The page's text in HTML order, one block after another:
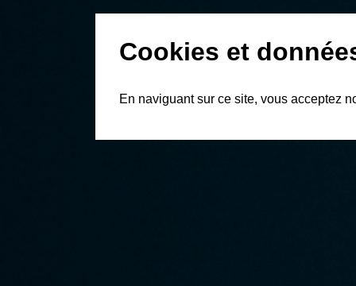
Cookies et
En naviguant sur ce site, vous acceptez